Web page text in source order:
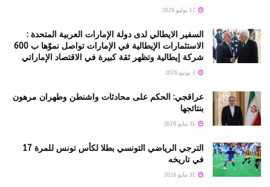
السفير الايطالي لدى دولة الإمارات العربية المتحدة :
الاستثمارات الإيطالية في الإمارات تواصل نموّها ب 600
شركة إيطالية وتظهر ثقة كبيرة في الاقتصاد الإماراتي
عراقجي: الحكم على محادثات واشنطن وطهران مرهون
بنتائجها
الترجي الرياضي التونسي بطلا لكأس تونس للمرة 17
في تاريخه